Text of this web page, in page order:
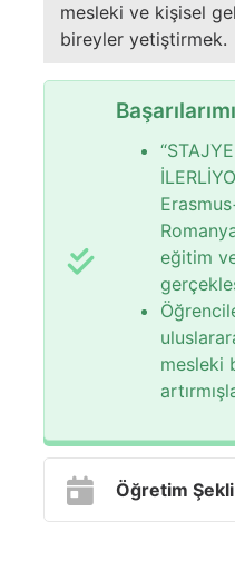
mesleki ve kişisel
bireyler yetiştirmek.
eğitim
mesleki
Öğretim Şekli